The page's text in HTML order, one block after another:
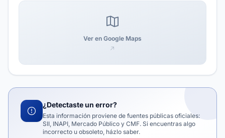
Ver en Google Maps
¿Detectaste un error?
Esta información proviene de fuentes públicas oficiales:
SII, INAPI, Mercado Público y CMF. Si encuentras algo
incorrecto u obsoleto, házlo saber.